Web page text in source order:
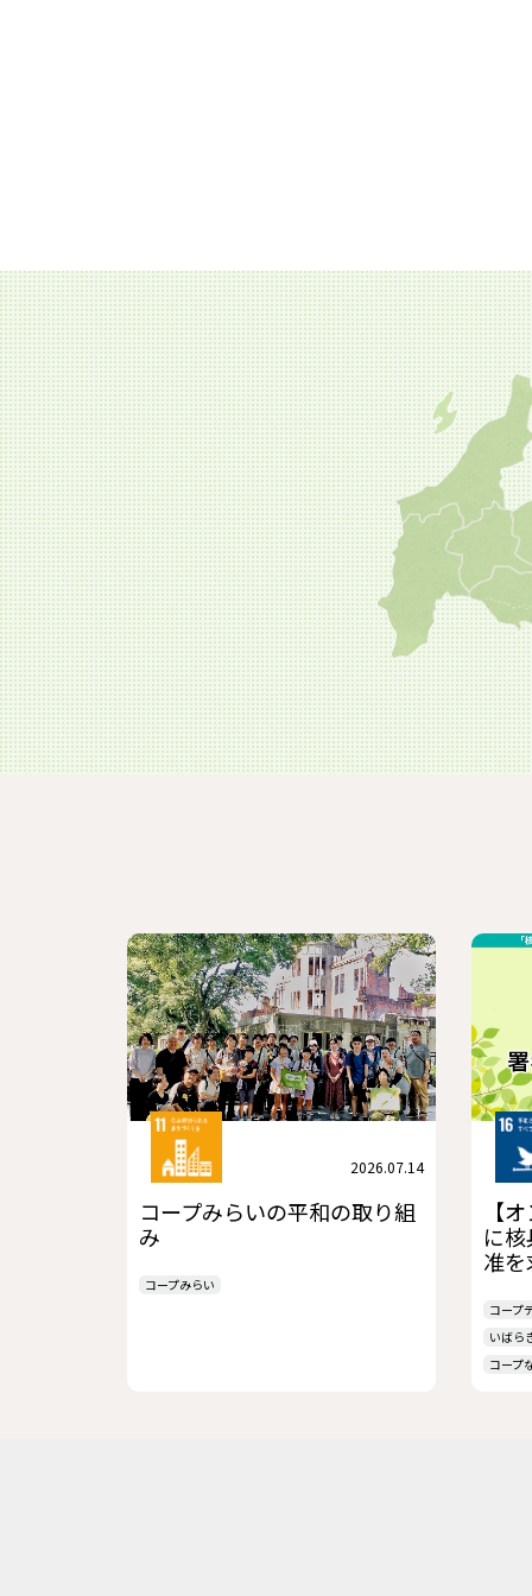
2026.07.14
コープみらいの平和の取り組
み
コープみらい
【
に
准
コープ
いばら
コープ